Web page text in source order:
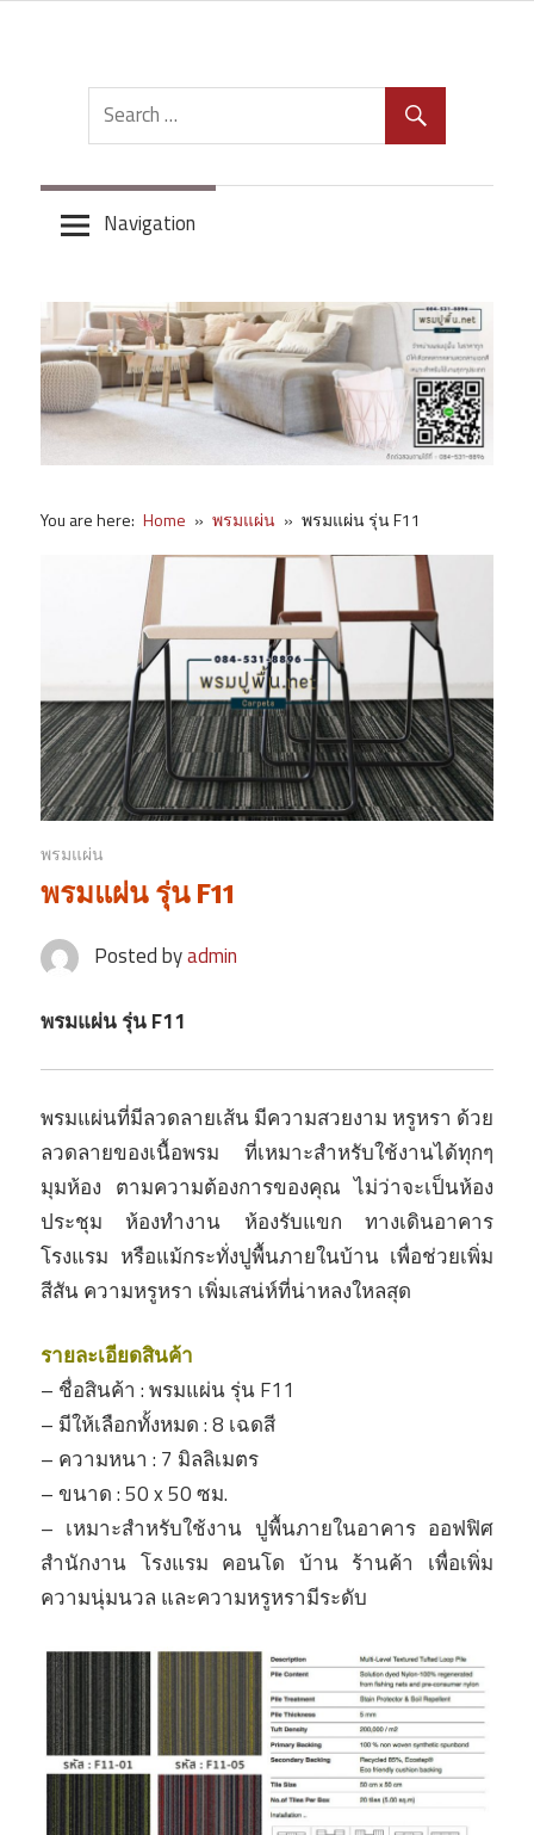
content
Navigation
You are here: Home พรมแผ่น พรมแผ่น รุ่น F11
พรมแผ่น
พรมแผ่น รุ่น F11
Posted byadmin
พรมแผ่น รุ่น F11
พรมแผ่นที่มีลวดลายเส้น มีความสวยงาม หรูหรา ด้วย
ลวดลายของเนื้อพรม ที่เหมาะสำหรับใช้งานได้ทุกๆ
มุมห้อง ตามความต้องการของคุณ ไม่ว่าจะเป็นห้อง
ประชุม ห้องทำงาน ห้องรับแขก ทางเดินอาคาร
โรงแรม หรือแม้กระทั่งปูพื้นภายในบ้าน เพื่อช่วยเพิ่ม
สีสัน ความหรูหรา เพิ่มเสน่ห์ที่น่าหลงใหลสุด
รายละเอียดสินค้า
– ชื่อสินค้า :พรมแผ่น รุ่น F11
– มีให้เลือกทั้งหมด : 8 เฉดสี
– ความหนา : 7 มิลลิเมตร
– ขนาด : 50 x 50 ซม.
– เหมาะสำหรับใช้งาน ปูพื้นภายในอาคาร ออฟฟิศ
สำนักงาน โรงแรม คอนโด บ้าน ร้านค้า เพื่อเพิ่ม
ความนุ่มนวล และความหรูหรามีระดับ